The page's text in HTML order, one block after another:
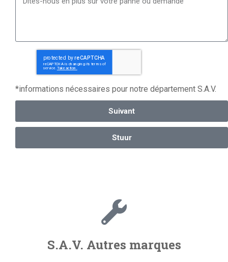
*informations nécessaires pour notre département S.A.V.
Suivant
Stuur
S.A.V. Autres marques